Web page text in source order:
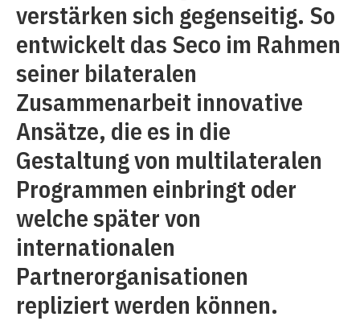
verstärken sich gegenseitig. So
entwickelt das Seco im Rahmen
seiner bilateralen
Zusammenarbeit innovative
Ansätze, die es in die
Gestaltung von multilateralen
Programmen einbringt oder
welche später von
internationalen
Partnerorganisationen
repliziert werden können.